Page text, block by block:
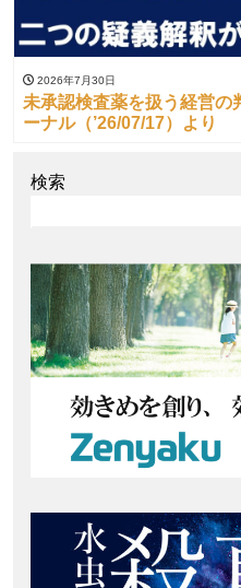
2026年7月30日
未承認検査薬を扱う経営の
ーナル（’26/07/17）より
検索